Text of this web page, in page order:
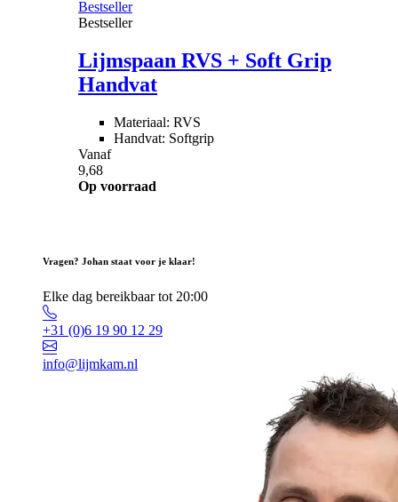
Bestseller
Bestseller
Lijmspaan RVS + Soft Grip
Handvat
Materiaal: RVS
Handvat: Softgrip
Vanaf
9,68
Op voorraad
Vragen? Johan staat voor je klaar!
Elke dag bereikbaar tot 20:00
+31 (0)6 19 90 12 29
info@lijmkam.nl